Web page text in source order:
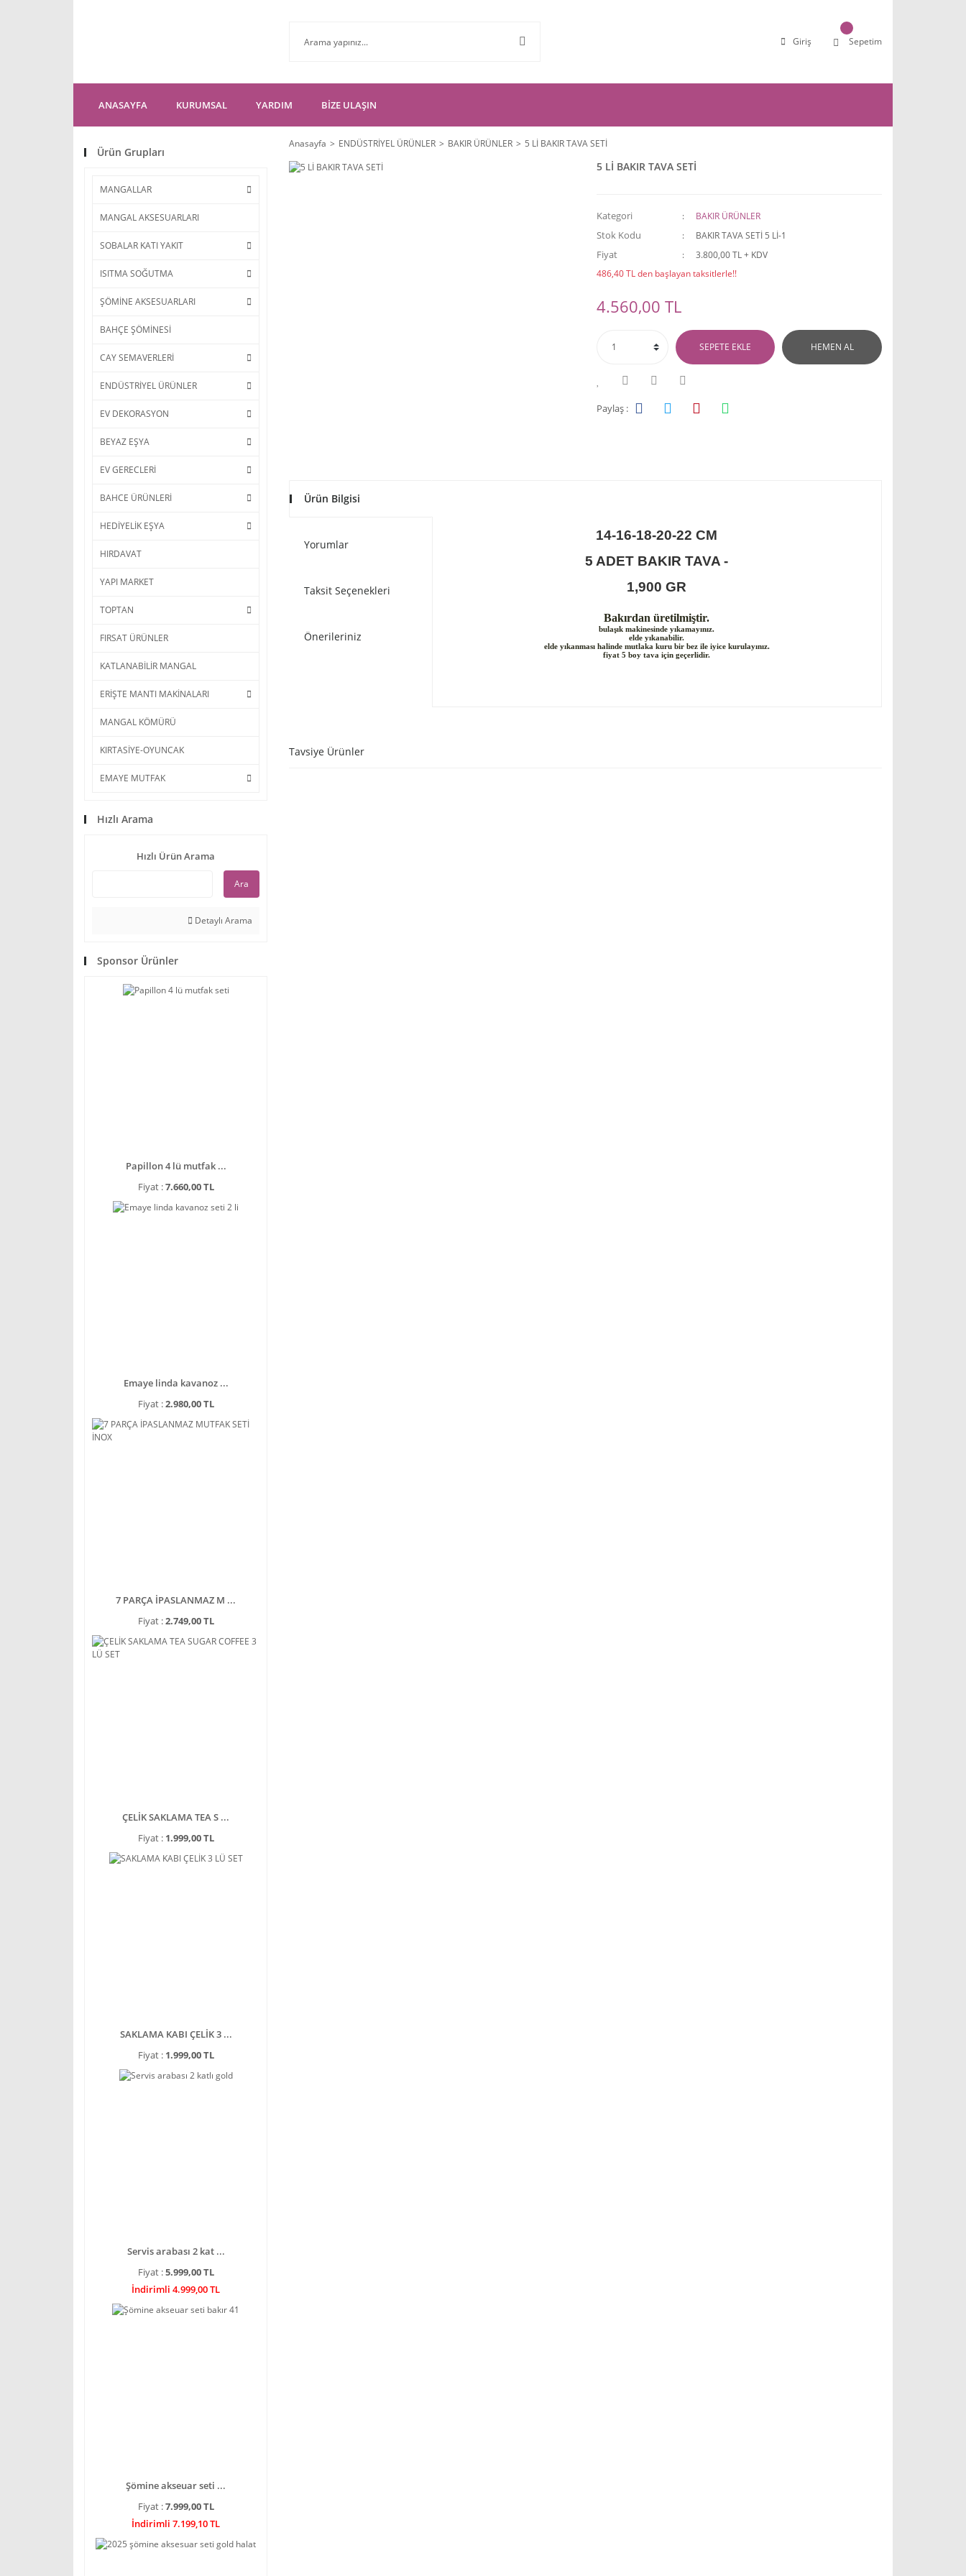
Giriş Sepetim
ANASAYFA KURUMSAL YARDIM BİZE ULAŞIN
Ürün Grupları
MANGALLAR
MANGAL AKSESUARLARI
SOBALAR KATI YAKIT
ISITMA SOĞUTMA
ŞÖMİNE AKSESUARLARI
BAHÇE ŞÖMİNESİ
CAY SEMAVERLERİ
ENDÜSTRİYEL ÜRÜNLER
EV DEKORASYON
BEYAZ EŞYA
EV GERECLERİ
BAHCE ÜRÜNLERİ
HEDİYELİK EŞYA
HIRDAVAT
YAPI MARKET
TOPTAN
FIRSAT ÜRÜNLER
KATLANABİLİR MANGAL
ERİŞTE MANTI MAKİNALARI
MANGAL KÖMÜRÜ
KIRTASİYE-OYUNCAK
EMAYE MUTFAK
Hızlı Arama
Hızlı Ürün Arama
Ara
Detaylı Arama
Sponsor Ürünler
Papillon 4 lü mutfak ...
Fiyat :7.660,00 TL
Emaye linda kavanoz ...
Fiyat :2.980,00 TL
7 PARÇA İPASLANMAZ M ...
Fiyat :2.749,00 TL
ÇELİK SAKLAMA TEA S ...
Fiyat : 1.999,00 TL
SAKLAMA KABI ÇELİK 3 ...
Fiyat : 1.999,00 TL
Servis arabası 2 kat ...
Fiyat :5.999,00 TL
İndirimli 4.999,00 TL
Şömine akseuar seti ...
Fiyat :7.999,00 TL
İndirimli 7.199,10 TL
Anasayfa ENDÜSTRİYEL ÜRÜNLER BAKIR ÜRÜNLER 5 Lİ BAKIR TAVA SETİ
5 Lİ BAKIR TAVA SETİ
Kategori BAKIR ÜRÜNLER
Stok Kodu BAKIR TAVA SETİ 5 Lİ-1
Fiyat
3.800,00 TL + KDV
486,40 TL den başlayan taksitlerle!!
4.560,00 TL
SEPETE EKLE HEMEN AL
Paylaş :
Ürün Bilgisi
Yorumlar
Taksit Seçenekleri
Önerileriniz
14-16-18-20-22 CM
5 ADET BAKIR TAVA -
1,900 GR
Bakırdan üretilmiştir.
bulaşık makinesinde yıkamayınız.
elde yıkanabilir.
elde yıkanması halinde mutlaka kuru bir bez ile iyice kurulayınız.
fiyat 5 boy tava için geçerlidir.
Tavsiye Ürünler